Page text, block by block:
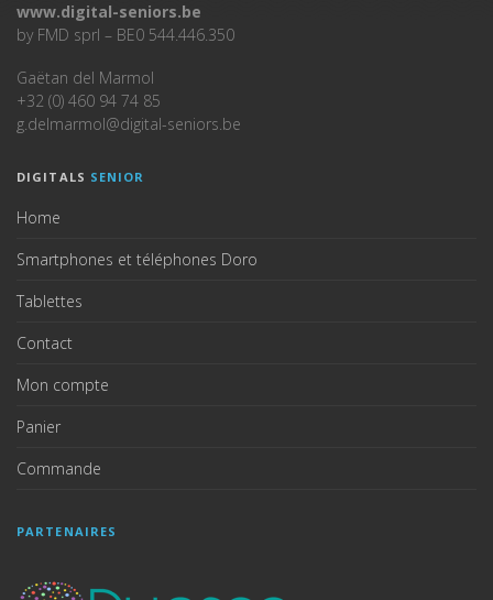
www.digital-seniors.be
by FMD sprl – BE0 544.446.350
Gaëtan del Marmol
+32 (0) 460 94 74 85
g.delmarmol@digital-seniors.be
DIGITALS SENIOR
Home
Smartphones et téléphones Doro
Tablettes
Contact
Mon compte
Panier
Commande
PARTENAIRES